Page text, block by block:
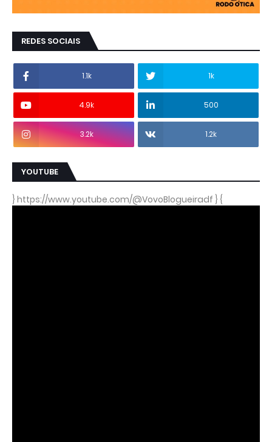
REDES SOCIAIS
1.1k 1k
4.9k 500
3.2k 1.2k
YOUTUBE
} https://www.youtube.com/@VovoBlogueiradf } {